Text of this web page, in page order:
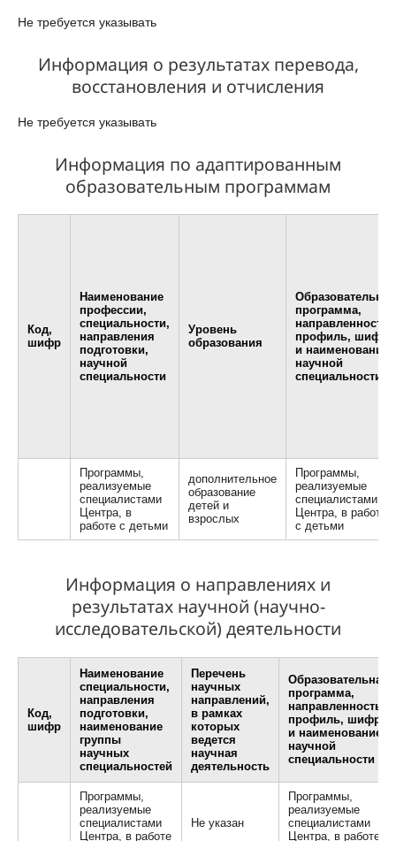
Не требуется указывать
Информация о результатах перевода,
восстановления и отчисления
Не требуется указывать
Информация по адаптированным
образовательным программам
Код,
шифр
Наименование
профессии,
специальности,
направления
подготовки,
научной
специальности
Уровень
образования
Образовательная
программа,
направленность,
профиль, шифр
и наименование
научной
специальности
Программы,
реализуемые
специалистами
Центра, в
работе с детьми
дополнительное
образование
детей и
взрослых
Программы,
реализуемые
специалистами
Центра, в работе
с детьми
Информация о направлениях и
результатах научной (научно-
исследовательской) деятельности
Код,
шифр
Наименование
специальности,
направления
подготовки,
наименование
группы
научных
специальностей
Перечень
научных
направлений,
в рамках
которых
ведется
научная
деятельность
Образовательная
программа,
направленность,
профиль, шифр
и наименование
научной
специальности
Программы,
реализуемые
специалистами
Центра, в работе
Не указан
Программы,
реализуемые
специалистами
Центра, в работе